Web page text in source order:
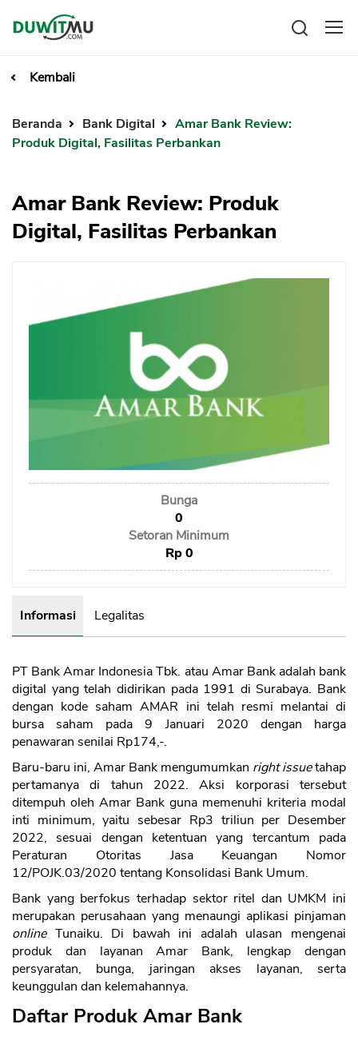
Reksadana
Saham
Bitcoin
Asuransi
Kartu Kredit
KTA
Pinjaman Online
Kartu Kredit
KTA
Pinjaman Online
Bank Digital
Assets Crypto
Exchange
Asuransi Syariah
Kembali
Beranda Bank Digital
Amar Bank Review:
Produk Digital, Fasilitas Perbankan
Amar Bank Review: Produk
Digital, Fasilitas Perbankan
Bunga
0
Setoran Minimum
Rp 0
Informasi Legalitas
PT Bank Amar Indonesia Tbk. atau Amar Bank adalah bank
digital yang telah didirikan pada 1991 di Surabaya. Bank
dengan kode saham AMAR ini telah resmi melantai di
bursa saham pada 9 Januari 2020 dengan harga
penawaran senilai Rp174,-.
Baru-baru ini, Amar Bank mengumumkan right issuetahap
pertamanya di tahun 2022. Aksi korporasi tersebut
ditempuh oleh Amar Bank guna memenuhi kriteria modal
inti minimum, yaitu sebesar Rp3 triliun per Desember
2022, sesuai dengan ketentuan yang tercantum pada
Peraturan Otoritas Jasa Keuangan Nomor
12/POJK.03/2020 tentang Konsolidasi Bank Umum.
Bank yang berfokus terhadap sektor ritel dan UMKM ini
merupakan perusahaan yang menaungi aplikasi pinjaman
online Tunaiku. Di bawah ini adalah ulasan mengenai
produk dan layanan Amar Bank, lengkap dengan
persyaratan, bunga, jaringan akses layanan, serta
keunggulan dan kelemahannya.
Daftar Produk Amar Bank